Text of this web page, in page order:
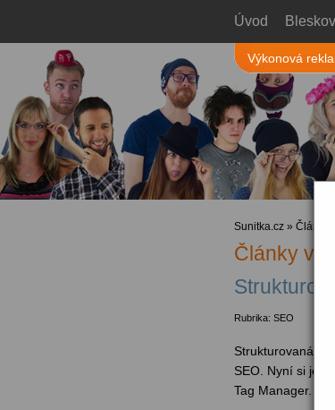
Úvod
Výkonová
Sunitka.cz » Články
Články v
Rubrika: SEO
Strukturovaná
SEO. Nyní si je
Tag Manager. Jak